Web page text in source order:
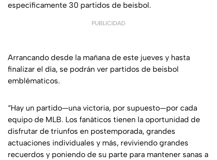
específicamente 30 partidos de beisbol.
PUBLICIDAD
Arrancando desde la mañana de este jueves y hasta
finalizar el día, se podrán ver partidos de beisbol
emblématicos.
“Hay un partido—una victoria, por supuesto—por cada
equipo de MLB. Los fanáticos tienen la oportunidad de
disfrutar de triunfos en postemporada, grandes
actuaciones individuales y más, reviviendo grandes
recuerdos y poniendo de su parte para mantener sanas a